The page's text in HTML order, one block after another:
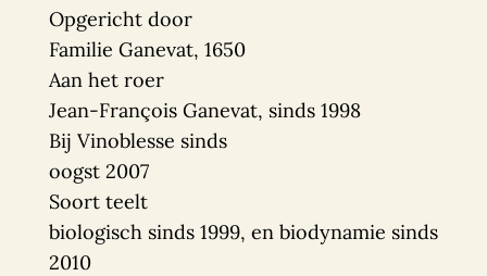
Opgericht door
Familie Ganevat, 1650
Aan het roer
Jean-François Ganevat, sinds 1998
Bij Vinoblesse sinds
oogst 2007
Soort teelt
biologisch sinds 1999, en biodynamie sinds
2010